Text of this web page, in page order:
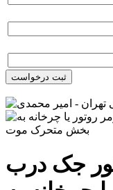
ثبت درخواست
جک درب